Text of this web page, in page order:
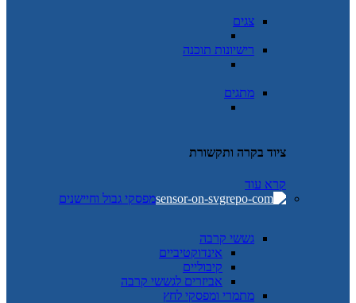
צגים
רישיונות תוכנה
מתגים
ציוד בקרה ותקשורת
קרא עוד
מפסקי גבול וחיישנים
גששי קרבה
אינדוקטיביים
קיבוליים
אביזרים לגששי קרבה
מתמרי ומפסקי לחץ